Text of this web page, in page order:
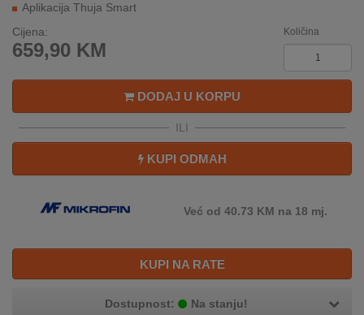
REKLAMACIJA
SERVIS
O
KATALOZI
INOSTRANSTVA
Aplikacija Thuja Smart
Cijena:
659,90 KM
Količina
DODAJ U KORPU
ILI
KUPI ODMAH
Već od 40.73 KM na 18 mj.
KUPI NA RATE
Dostupnost: Na stanju!